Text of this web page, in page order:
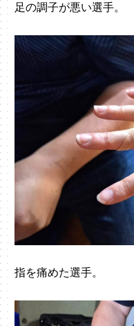
足の調子が悪い選手。
指を痛めた選手。